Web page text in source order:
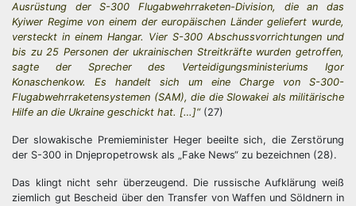
Ausrüstung der S-300 Flugabwehrraketen-Division, die an das
Kyiwer Regime von einem der europäischen Länder geliefert wurde,
versteckt in einem Hangar. Vier S-300 Abschussvorrichtungen und
bis zu 25 Personen der ukrainischen Streitkräfte wurden getroffen,
sagte der Sprecher des Verteidigungsministeriums Igor
Konaschenkow. Es handelt sich um eine Charge von S-300-
Flugabwehrraketensystemen (SAM), die die Slowakei als militärische
Hilfe an die Ukraine geschickt hat. […]“(27)
Der slowakische Premieminister Heger beeilte sich, die Zerstörung
der S-300 in Dnjepropetrowsk als „Fake News“ zu bezeichnen (28).
Das klingt nicht sehr überzeugend. Die russische Aufklärung weiß
ziemlich gut Bescheid über den Transfer von Waffen und Söldnern in